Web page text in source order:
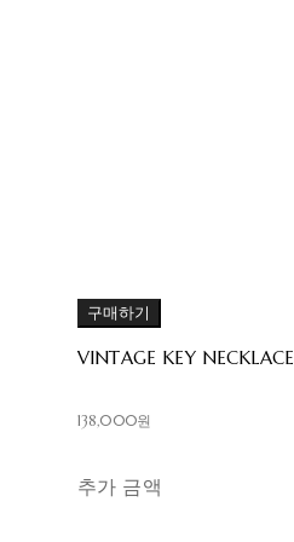
구매하기
VINTAGE KEY NECKLACE
138,000원
추가 금액